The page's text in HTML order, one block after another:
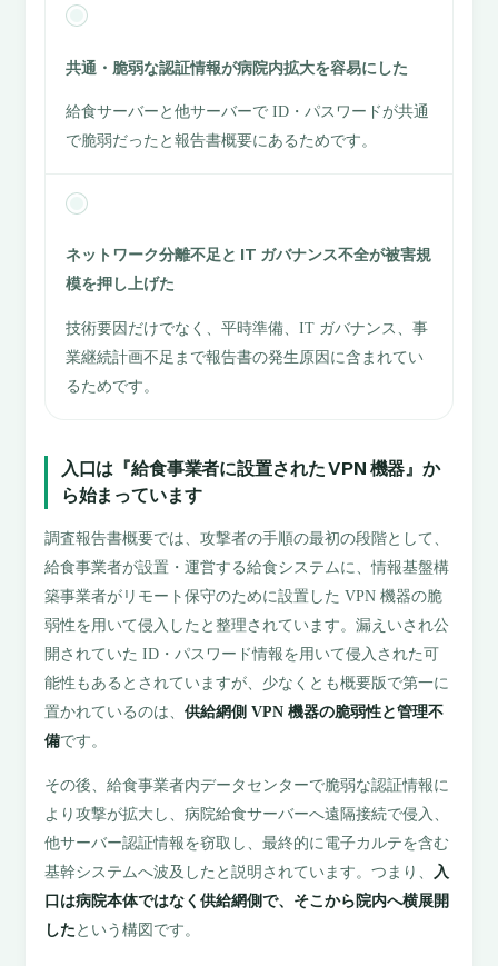
共通・脆弱な認証情報が病院内拡大を容易にした
給食サーバーと他サーバーで ID・パスワードが共通
で脆弱だったと報告書概要にあるためです。
ネットワーク分離不足と IT ガバナンス不全が被害規
模を押し上げた
技術要因だけでなく、平時準備、IT ガバナンス、事
業継続計画不足まで報告書の発生原因に含まれてい
るためです。
入口は『給食事業者に設置された VPN 機器』か
ら始まっています
調査報告書概要では、攻撃者の手順の最初の段階として、
給食事業者が設置・運営する給食システムに、情報基盤構
築事業者がリモート保守のために設置した VPN 機器の脆
弱性を用いて侵入したと整理されています。漏えいされ公
開されていた ID・パスワード情報を用いて侵入された可
能性もあるとされていますが、少なくとも概要版で第一に
置かれているのは、供給網側 VPN 機器の脆弱性と管理不
備です。
その後、給食事業者内データセンターで脆弱な認証情報に
より攻撃が拡大し、病院給食サーバーへ遠隔接続で侵入、
他サーバー認証情報を窃取し、最終的に電子カルテを含む
基幹システムへ波及したと説明されています。つまり、 入
口は病院本体ではなく供給網側で、そこから院内へ横展開
した という構図です。